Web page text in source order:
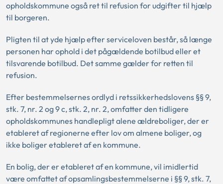
opholdskommune også ret til refusion for udgifter til hjælp
til borgeren.
Pligten til at yde hjælp efter serviceloven består, så længe
personen har ophold i det pågældende botilbud eller et
tilsvarende botilbud. Det samme gælder for retten til
refusion.
Efter bestemmelsernes ordlyd i retssikkerhedslovens §§ 9,
stk. 7, nr. 2 og 9 c, stk. 2, nr. 2, omfatter den tidligere
opholdskommunes handlepligt alene ældreboliger, der er
etableret af regionerne efter lov om almene boliger, og
ikke boliger etableret af en kommune.
En bolig, der er etableret af en kommune, vil imidlertid
være omfattet af opsamlingsbestemmelserne i §§ 9, stk. 7,